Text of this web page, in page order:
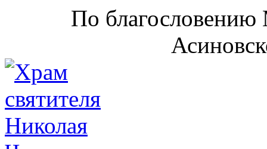
По благословению